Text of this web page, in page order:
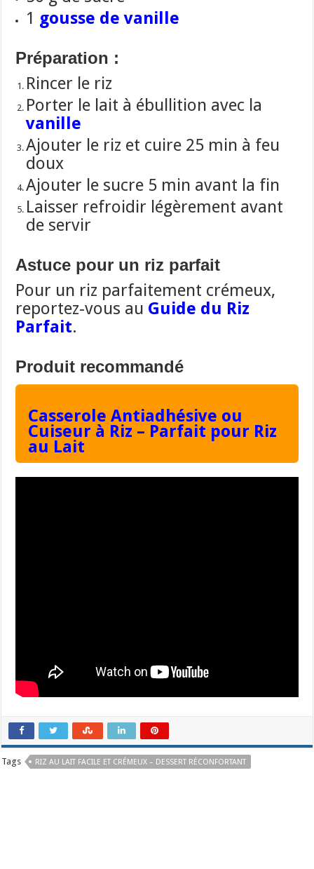
1 gousse de vanille
Préparation :
Rincer le riz
Porter le lait à ébullition avec la
vanille
Ajouter le riz et cuire 25 min à feu
doux
Ajouter le sucre 5 min avant la fin
Laisser refroidir légèrement avant
de servir
Astuce pour un riz parfait
Pour un riz parfaitement crémeux,
reportez-vous au Guide du Riz
Parfait.
Produit recommandé
Casserole Antiadhésive ou
Cuiseur à Riz – Parfait pour Riz
au Lait
Tags RIZ AU LAIT FACILE ET CRÉMEUX – DESSERT RÉCONFORTANT